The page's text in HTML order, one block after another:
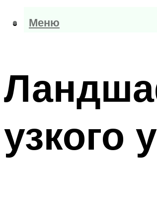
Меню
Меню
узкого